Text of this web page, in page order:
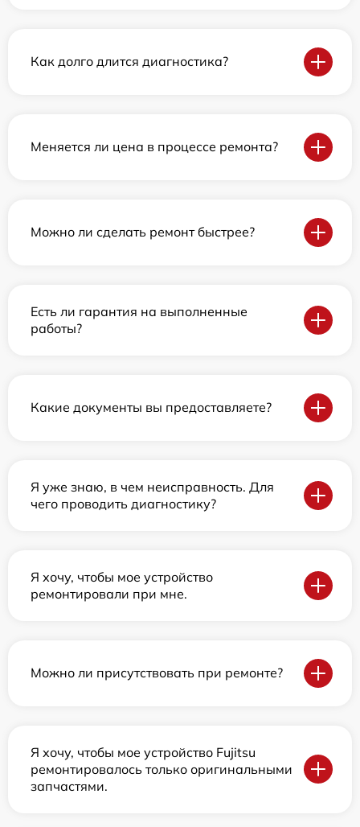
Как долго длится диагностика?
Меняется ли цена в процессе ремонта?
Можно ли сделать ремонт быстрее?
Есть ли гарантия на выполненные
работы?
Какие документы вы предоставляете?
Я уже знаю, в чем неисправность. Для
чего проводить диагностику?
Я хочу, чтобы мое устройство
ремонтировали при мне.
Можно ли присутствовать при ремонте?
Я хочу, чтобы мое устройство Fujitsu
ремонтировалось только оригинальными
запчастями.